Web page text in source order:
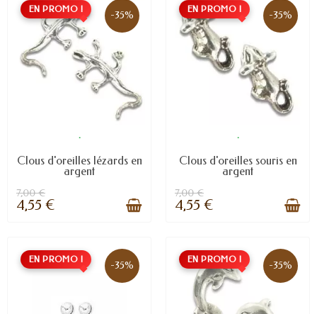
EN PROMO ! -35%
.
Clous d'oreilles lézards en
argent
7,00 €
4,55 €
EN PROMO ! -35%
.
Clous d'oreilles souris en
argent
7,00 €
4,55 €
EN PROMO ! -35% EN PROMO ! -35%